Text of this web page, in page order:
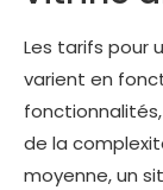
Les tarifs pour
varient en
de la
moyenne, un